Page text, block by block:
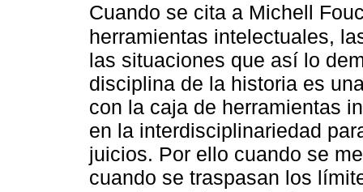
Cuando se cita a Michell
herramientas intelectuales,
las situaciones que así lo
disciplina de la historia es
con la caja de herramientas
en la interdisciplinariedad
juicios. Por ello cuando se
cuando se traspasan los